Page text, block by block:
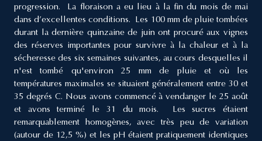
progression. La floraison a eu lieu à la fin du mois de mai
dans d’excellentes conditions. Les 100 mm de pluie tombées
durant la dernière quinzaine de juin ont procuré aux vignes
des réserves importantes pour survivre à la chaleur et à la
sécheresse des six semaines suivantes, au cours desquelles il
n'est tombé qu'environ 25 mm de pluie et où les
températures maximales se situaient généralement entre 30 et
35 degrés C. Nous avons commencé à vendanger le 25 août
et avons terminé le 31 du mois. Les sucres étaient
remarquablement homogènes, avec très peu de variation
(autour de 12,5 %) et les pH étaient pratiquement identiques